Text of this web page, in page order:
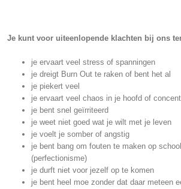
Je kunt voor uiteenlopende klachten bij ons
je ervaart veel stress of spanningen
je dreigt Burn Out te raken of bent het al
je piekert veel
je ervaart veel chaos in je hoofd of
je bent snel geïrriteerd
je weet niet goed wat je wilt met je leven
je voelt je somber of angstig
je bent bang om fouten te maken op
(perfectionisme)
je durft niet voor jezelf op te komen
je bent heel moe zonder dat daar meteen